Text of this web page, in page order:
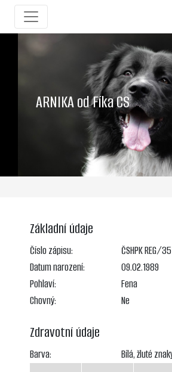
ARNIKA od Fíka CS
Základní údaje
Číslo zápisu:
ČSHPK REG/
Datum narození:
09.02.1989
Pohlaví:
Fena
Chovný:
Ne
Zdravotní údaje
Barva: Bílá, žluté